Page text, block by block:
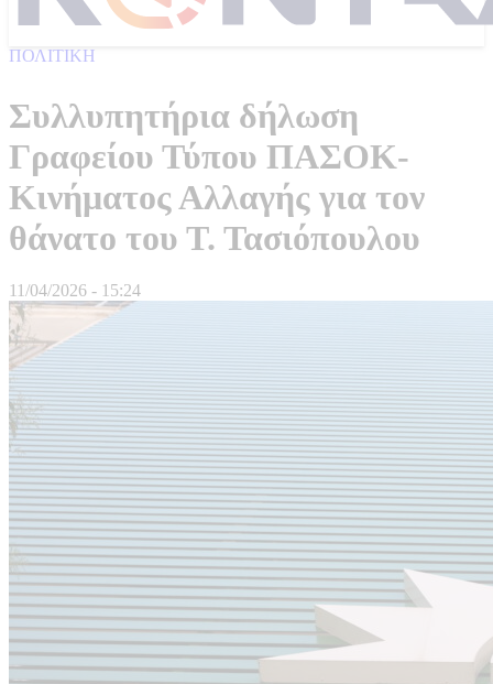
ΠΟΛΙΤΙΚΗ
Συλλυπητήρια δήλωση
Γραφείου Τύπου ΠΑΣΟΚ-
Κινήματος Αλλαγής για τον
θάνατο του Τ. Τασιόπουλου
11/04/2026 - 15:24